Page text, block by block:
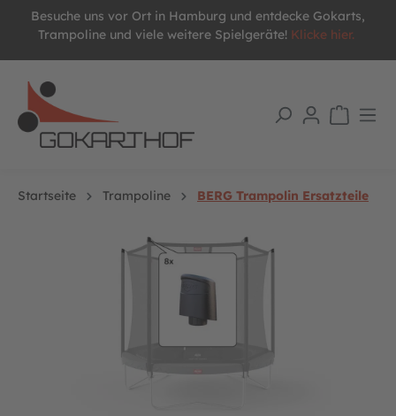
springen
Besuche uns vor Ort in Hamburg und entdecke Gokarts,
Trampoline und viele weitere Spielgeräte! Klicke hier.
Startseite Trampoline
BERG Trampolin Ersatzteile